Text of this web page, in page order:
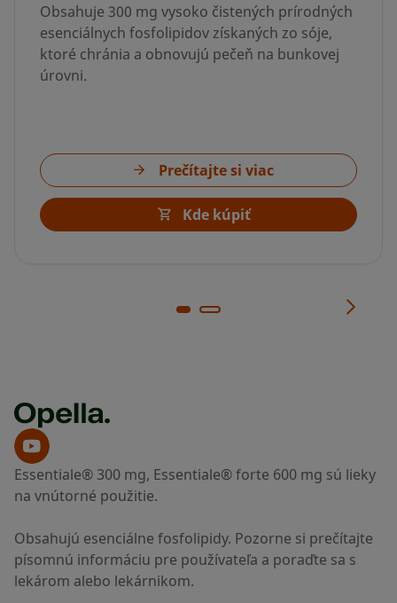
Obsahuje 300 mg vysoko čistených prírodných
esenciálnych fosfolipidov získaných zo sóje,
ktoré chránia a obnovujú pečeň na bunkovej
úrovni.
Prečítajte si viac
Kde kúpiť
Essentiale® 300 mg, Essentiale® forte 600 mg sú lieky
na vnútorné použitie.
Obsahujú esenciálne fosfolipidy. Pozorne si prečítajte
písomnú informáciu pre používateľa a poraďte sa s
lekárom alebo lekárnikom.